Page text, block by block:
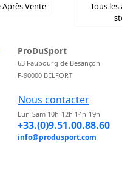
Après Vente
Tous les
ProDuSport
63 Faubourg de Besançon
F-90000 BELFORT
Nous contacter
Lun-Sam 10h-12h 14h-19h
+33.(0)9.51.00.88.60
info@produsport.com